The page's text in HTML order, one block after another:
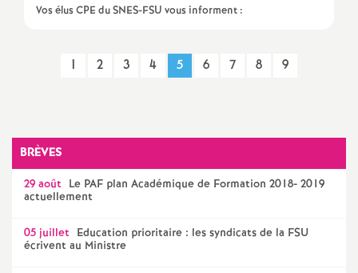
o
r
s
Vos élus CPE du SNES-FSU vous informent :
1 2 3 4 5 6 7 8 9
BRÈVES
29 août Le PAF plan Académique de Formation 2018- 2019
actuellement
05 juillet Education prioritaire : les syndicats de la FSU
écrivent au Ministre